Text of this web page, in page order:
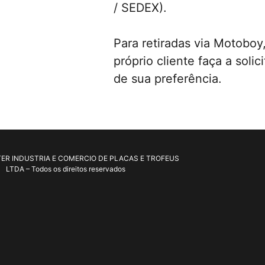
/ SEDEX).
Para retiradas via
próprio cliente faça a
de sua preferência.
INDUSTRIA E COMERCIO DE PLACAS E TROFEUS
LTDA – Todos os direitos reservados